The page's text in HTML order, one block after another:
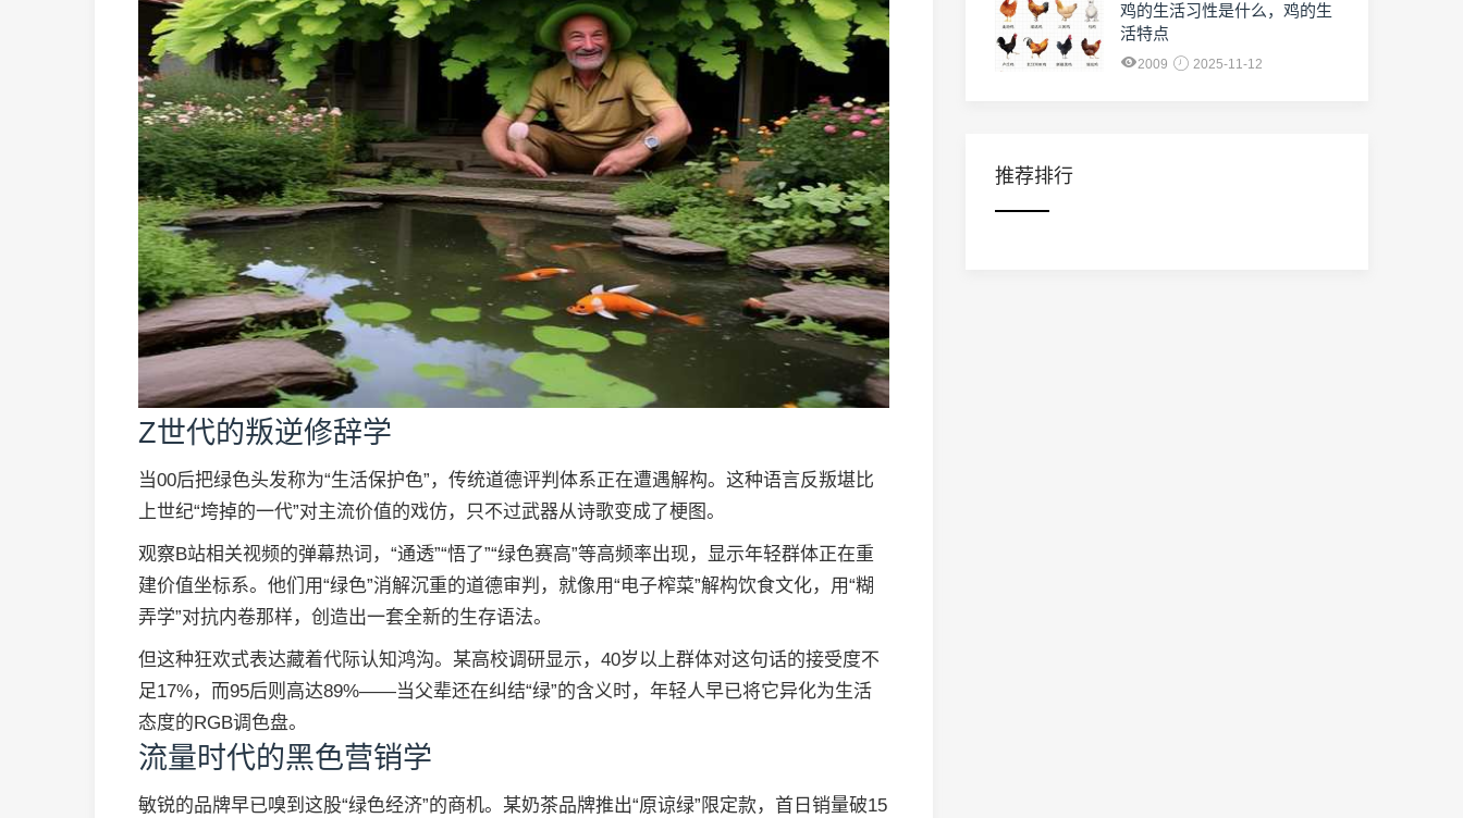
Z世代的叛逆修辞学
当00后把绿色头发称为“生活保护色”，传统道德评判体系正在遭遇解构。这种语言反叛堪比
上世纪“垮掉的一代”对主流价值的戏仿，只不过武器从诗歌变成了梗图。
观察B站相关视频的弹幕热词，“通透”“悟了”“绿色赛高”等高频率出现，显示年轻群体正在重
建价值坐标系。他们用“绿色”消解沉重的道德审判，就像用“电子榨菜”解构饮食文化，用“糊
弄学”对抗内卷那样，创造出一套全新的生存语法。
但这种狂欢式表达藏着代际认知鸿沟。某高校调研显示，40岁以上群体对这句话的接受度不
足17%，而95后则高达89%——当父辈还在纠结“绿”的含义时，年轻人早已将它异化为生活
态度的RGB调色盘。
流量时代的黑色营销学
敏锐的品牌早已嗅到这股“绿色经济”的商机。某奶茶品牌推出“原谅绿”限定款，首日销量破15
鸡的生活习性是什么，鸡的生
活特点
2009 2025-11-12
推荐排行